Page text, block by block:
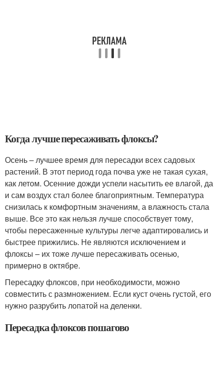
Когда лучше пересаживать флоксы?
Осень – лучшее время для пересадки всех садовых
растений. В этот период года почва уже не такая сухая,
как летом. Осенние дожди успели насытить ее влагой, да
и сам воздух стал более благоприятным. Температура
снизилась к комфортным значениям, а влажность стала
выше. Все это как нельзя лучше способствует тому,
чтобы пересаженные культуры легче адаптировались и
быстрее прижились. Не являются исключением и
флоксы – их тоже лучше пересаживать осенью,
примерно в октябре.
Пересадку флоксов, при необходимости, можно
совместить с размножением. Если куст очень густой, его
нужно разрубить лопатой на деленки.
Пересадка флоксов пошагово